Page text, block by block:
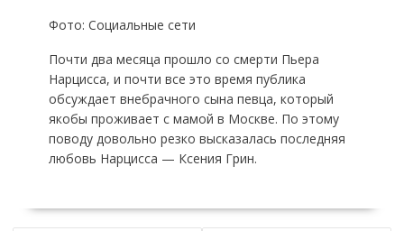
Фото: Социальные сети
Почти два месяца прошло со смерти Пьера
Нарцисса, и почти все это время публика
обсуждает внебрачного сына певца, который
якобы проживает с мамой в Москве. По этому
поводу довольно резко высказалась последняя
любовь Нарцисса — Ксения Грин.